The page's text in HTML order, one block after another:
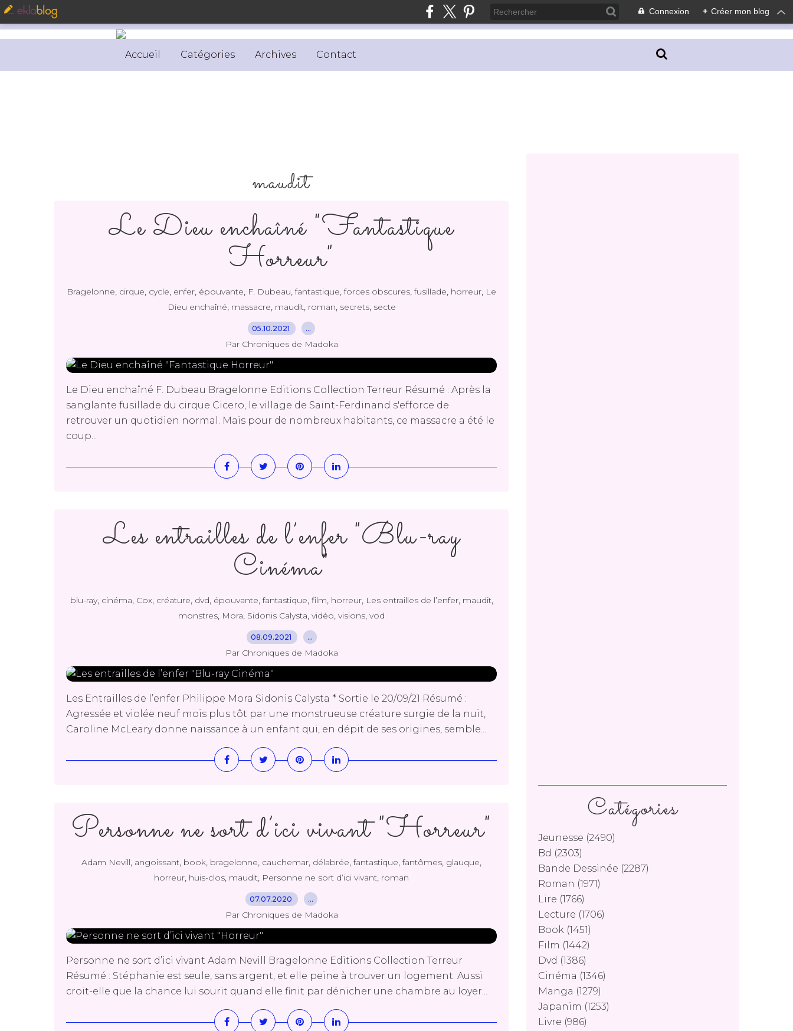
Connexion + Créer mon blog
Accueil Catégories Archives Contact
maudit
Le Dieu enchaîné "Fantastique
Horreur"
Bragelonne, cirque, cycle, enfer, épouvante, F. Dubeau,fantastique,forces obscures,fusillade, horreur, Le
Dieu enchaîné, massacre, maudit, roman, secrets, secte
05.10.2021 …
Par Chroniques de Madoka
Le Dieu enchaîné F. Dubeau Bragelonne Editions Collection Terreur Résumé : Après la
sanglante fusillade du cirque Cicero, le village de Saint-Ferdinand s'efforce de
retrouver un quotidien normal. Mais pour de nombreux habitants, ce massacre a été le
coup...
Les entrailles de l’enfer "Blu-ray
Cinéma"
blu-ray, cinéma, Cox, créature, dvd, épouvante,fantastique, film, horreur, Les entrailles de l’enfer, maudit,
monstres, Mora, Sidonis Calysta, vidéo, visions, vod
08.09.2021 …
Par Chroniques de Madoka
Les Entrailles de l’enfer Philippe Mora Sidonis Calysta * Sortie le 20/09/21 Résumé :
Agressée et violée neuf mois plus tôt par une monstrueuse créature surgie de la nuit,
Caroline McLeary donne naissance à un enfant qui, en dépit de ses origines, semble...
Personne ne sort d’ici vivant "Horreur"
Adam Nevill, angoissant, book, bragelonne, cauchemar, délabrée,fantastique,fantômes, glauque,
horreur, huis-clos, maudit, Personne ne sort d’ici vivant, roman
07.07.2020 …
Par Chroniques de Madoka
Personne ne sort d’ici vivant Adam Nevill Bragelonne Editions Collection Terreur
Résumé : Stéphanie est seule, sans argent, et elle peine à trouver un logement. Aussi
croit-elle que la chance lui sourit quand elle finit par dénicher une chambre au loyer...
Catégories
Jeunesse (2490)
Bd (2303)
Bande Dessinée (2287)
Roman (1971)
Lire (1766)
Lecture (1706)
Book (1451)
Film (1442)
Dvd (1386)
Cinéma (1346)
Manga (1279)
Japanim (1253)
Livre (986)